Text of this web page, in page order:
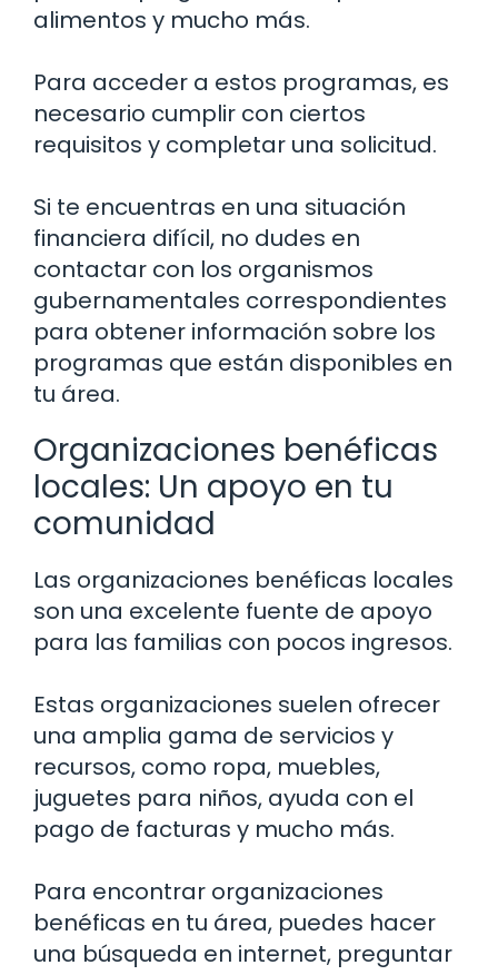
alimentos y mucho más.
Para acceder a estos programas, es
necesario cumplir con ciertos
requisitos y completar una solicitud.
Si te encuentras en una situación
financiera difícil, no dudes en
contactar con los organismos
gubernamentales correspondientes
para obtener información sobre los
programas que están disponibles en
tu área.
Organizaciones benéficas
locales: Un apoyo en tu
comunidad
Las organizaciones benéficas locales
son una excelente fuente de apoyo
para las familias con pocos ingresos.
Estas organizaciones suelen ofrecer
una amplia gama de servicios y
recursos, como ropa, muebles,
juguetes para niños, ayuda con el
pago de facturas y mucho más.
Para encontrar organizaciones
benéficas en tu área, puedes hacer
una búsqueda en internet, preguntar